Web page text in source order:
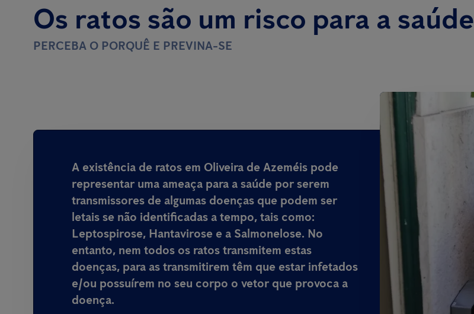
Os ratos são um risco para a saúde
PERCEBA O PORQUÊ E PREVINA-SE
A existência de ratos em Oliveira de Azeméis pode
representar uma ameaça para a saúde por serem
transmissores de algumas doenças que podem ser
letais se não identificadas a tempo, tais como:
Leptospirose, Hantavirose e a Salmonelose. No
entanto, nem todos os ratos transmitem estas
doenças, para as transmitirem têm que estar infetados
e/ou possuírem no seu corpo o vetor que provoca a
doença.